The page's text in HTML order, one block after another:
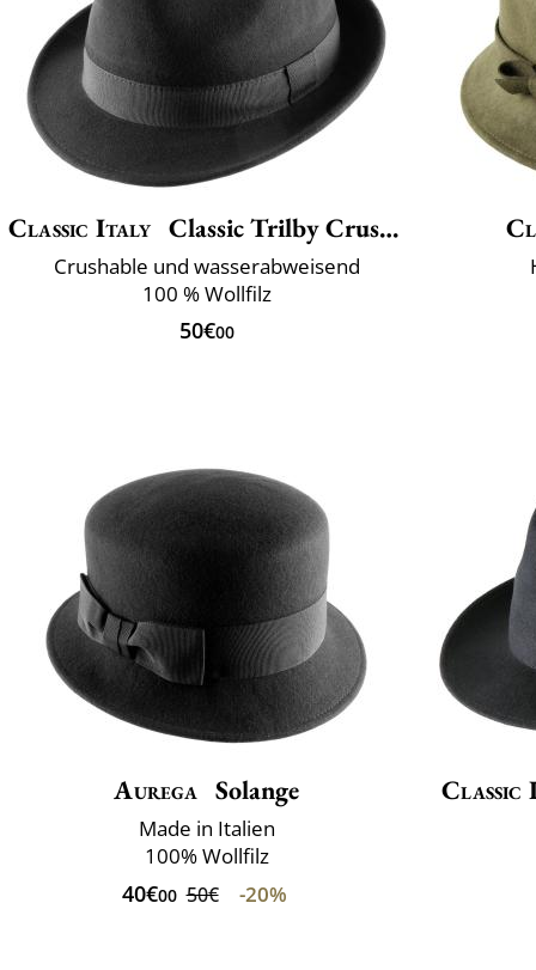
Classic Italy Classic Trilby Crushable
Crushable und wasserabweisend
100 % Wollfilz
50€00
Aurega Solange
Made in Italien
100% Wollfilz
40€00 50€ -20%
Classic